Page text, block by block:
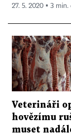
27. 5. 2020 ▪ 3 min.
Veterináři
hovězímu
muset